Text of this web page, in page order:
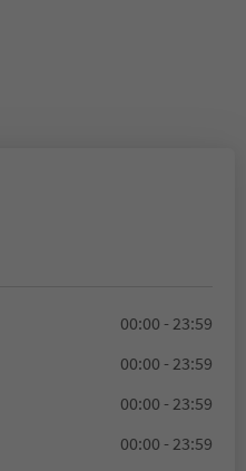
00:00 - 23:59
00:00 - 23:59
00:00 - 23:59
00:00 - 23:59